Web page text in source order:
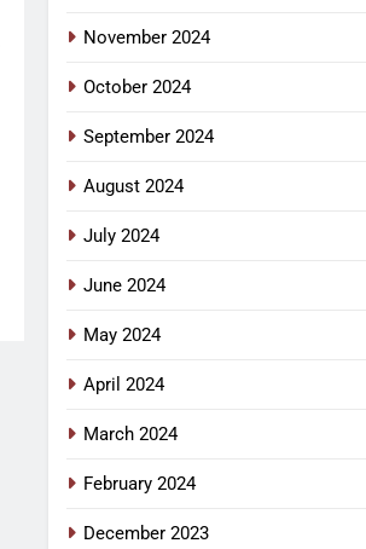
November 2024
October 2024
September 2024
August 2024
July 2024
June 2024
May 2024
April 2024
March 2024
February 2024
December 2023